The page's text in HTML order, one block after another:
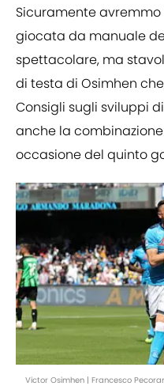
Sicuramente
giocata da manuale
spettacolare, ma
di testa di Osimhen
Consigli sugli sviluppi
anche la combinazione
occasione del quinto
Victor Osimhen | Francesco